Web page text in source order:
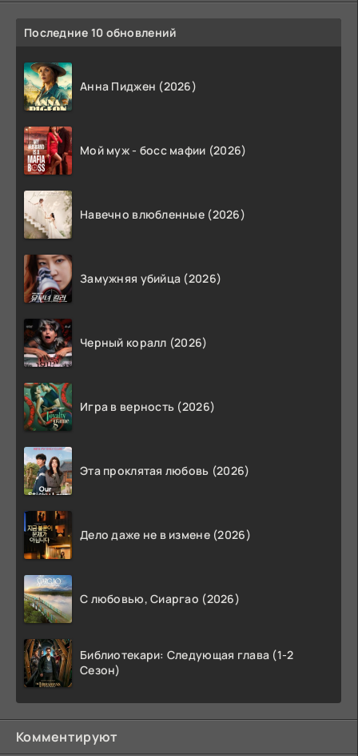
Последние 10 обновлений
Анна Пиджен (2026)
Мой муж - босс мафии (2026)
Навечно влюбленные (2026)
Замужняя убийца (2026)
Черный коралл (2026)
Игра в верность (2026)
Эта проклятая любовь (2026)
Дело даже не в измене (2026)
С любовью, Сиаргао (2026)
Библиотекари: Следующая глава (1-2
Сезон)
Комментируют